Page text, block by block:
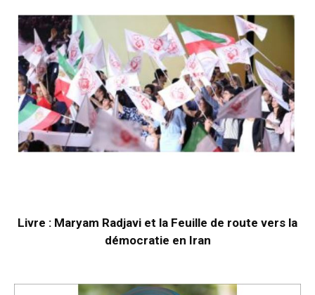
Livre : Maryam Radjavi et la Feuille de route vers la
démocratie en Iran